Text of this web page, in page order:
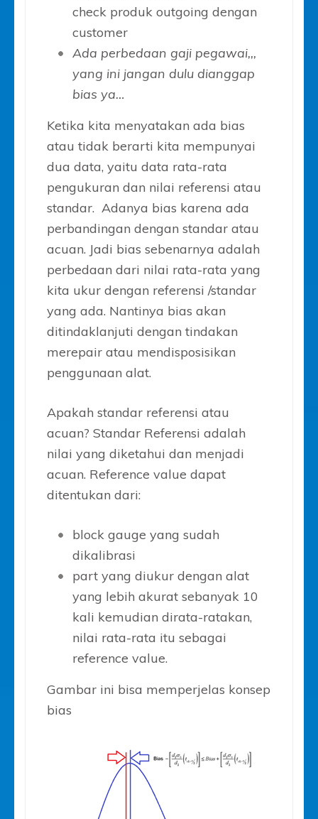
check produk outgoing dengan
customer
Ada perbedaan gaji pegawai,,,
yang ini jangan dulu dianggap
bias ya…
Ketika kita menyatakan ada bias
atau tidak berarti kita mempunyai
dua data, yaitu data rata-rata
pengukuran dan nilai referensi atau
standar. Adanya bias karena ada
perbandingan dengan standar atau
acuan. Jadi bias sebenarnya adalah
perbedaan dari nilai rata-rata yang
kita ukur dengan referensi /standar
yang ada. Nantinya bias akan
ditindaklanjuti dengan tindakan
merepair atau mendisposisikan
penggunaan alat.
Apakah standar referensi atau
acuan? Standar Referensi adalah
nilai yang diketahui dan menjadi
acuan. Reference value dapat
ditentukan dari:
block gauge yang sudah
dikalibrasi
part yang diukur dengan alat
yang lebih akurat sebanyak 10
kali kemudian dirata-ratakan,
nilai rata-rata itu sebagai
reference value.
Gambar ini bisa memperjelas konsep
bias